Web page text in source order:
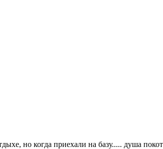
но когда приехали на базу..... душа